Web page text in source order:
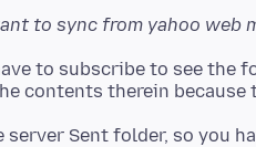
to sync from yahoo web
to subscribe to see the
contents therein because
Sent folder, so you